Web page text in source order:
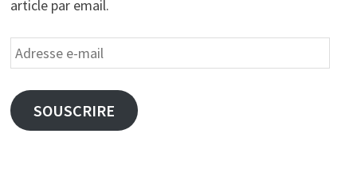
article par email.
Adresse
e-
mail
SOUSCRIRE